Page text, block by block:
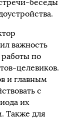
беседы
важность
по
целевиков.
и главным
с
их
Также для